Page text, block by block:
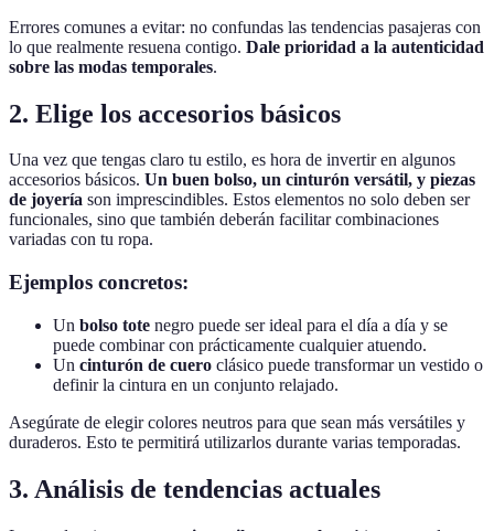
Errores comunes a evitar: no confundas las tendencias pasajeras con
lo que realmente resuena contigo. Dale prioridad a la autenticidad
sobre las modas temporales.
2. Elige los accesorios básicos
Una vez que tengas claro tu estilo, es hora de invertir en algunos
accesorios básicos. Un buen bolso, un cinturón versátil, y piezas
de joyería son imprescindibles. Estos elementos no solo deben ser
funcionales, sino que también deberán facilitar combinaciones
variadas con tu ropa.
Ejemplos concretos:
Un bolso tote negro puede ser ideal para el día a día y se
puede combinar con prácticamente cualquier atuendo.
Un cinturón de cuero clásico puede transformar un vestido o
definir la cintura en un conjunto relajado.
Asegúrate de elegir colores neutros para que sean más versátiles y
duraderos. Esto te permitirá utilizarlos durante varias temporadas.
3. Análisis de tendencias actuales